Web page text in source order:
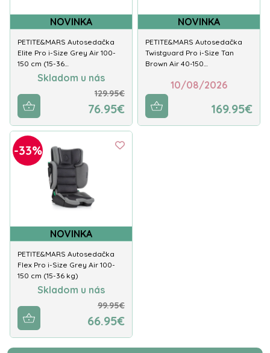
NOVINKA
PETITE&MARS Autosedačka
Elite Pro i-Size Grey Air 100-
150 cm (15-36…
Skladom u nás
129.95€
76.95€
NOVINKA
PETITE&MARS Autosedačka
Twistguard Pro i-Size Tan
Brown Air 40-150…
10/08/2026
169.95€
-33%
NOVINKA
PETITE&MARS Autosedačka
Flex Pro i-Size Grey Air 100-
150 cm (15-36 kg)
Skladom u nás
99.95€
66.95€